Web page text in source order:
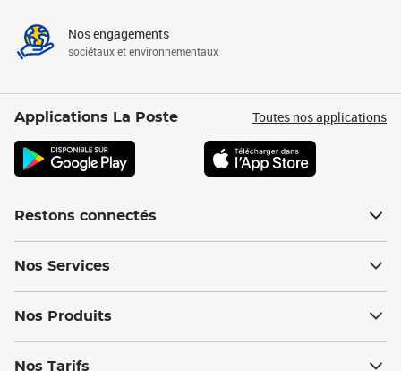
Nos engagements
sociétaux et environnementaux
Applications La Poste Toutes nos applications
Restons connectés
Nos Services
Nos Produits
Nos Tarifs